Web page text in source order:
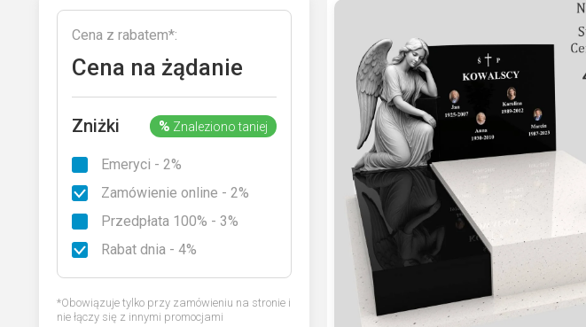
Katalog
Otoczenie nagrobka
Rodzaje granitu
Cena z rabatem*:
Cena na żądanie
Zniżki % Znaleziono taniej
Emeryci - 2%
Zamówienie online - 2%
Przedpłata 100% - 3%
Rabat dnia - 4%
*Obowiązuje tylko przy zamówieniu na stronie i
nie łączy się z innymi promocjami